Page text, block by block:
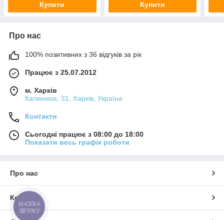
Купити Купити
Про нас
100% позитивних з 36 відгуків за рік
Працює з 25.07.2012
м. Харків
Калинина, 31, Харків, Україна
Контакти
Сьогодні працює з 08:00 до 18:00
Показати весь графік роботи
Про нас
Контакти
КНОПКА
ЗВ'ЯЗКУ